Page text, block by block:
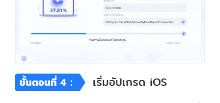
ขั้นตอนที่ 4： เริ่มอัปเกรด iOS